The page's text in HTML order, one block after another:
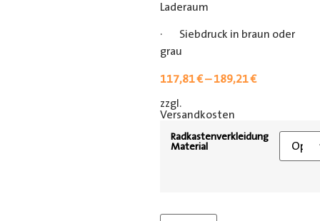
Laderaum
· Siebdruck in braun oder
grau
117,81€–189,21€
zzgl.
Versandkosten
Radkastenverkleidung
Material